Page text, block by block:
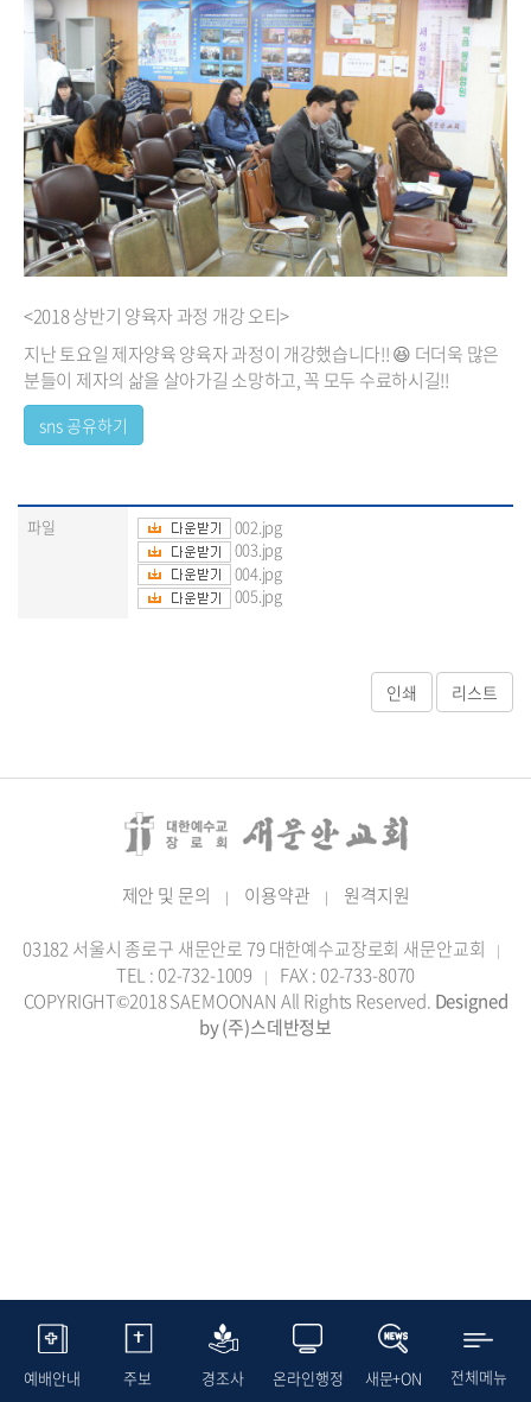
<2018 상반기 양육자 과정 개강 오티>
지난 토요일 제자양육 양육자 과정이 개강했습니다!!😆 더더욱 많은
분들이 제자의 삶을 살아가길 소망하고, 꼭 모두 수료하시길!!
파일
002.jpg
003.jpg
004.jpg
005.jpg
제안 및 문의 | 이용약관 | 원격지원
03182 서울시 종로구 새문안로 79 대한예수교장로회 새문안교회 |
TEL : 02-732-1009 |
FAX : 02-733-8070
COPYRIGHT©2018 SAEMOONAN All Rights Reserved. Designed
by (주)스데반정보
예배안내 주보 경조사 온라인행정 새문+ON 전체메뉴